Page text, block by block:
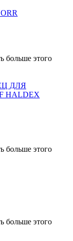
больше этого
ДЛЯ
больше этого
больше этого